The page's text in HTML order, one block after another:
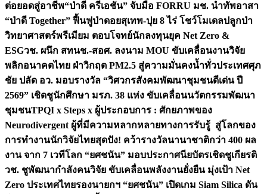
ต่อยอดสู่อาชีพ“ป่าดี ครีเอชัน” จับมือ FORRU มช. นำทัพอาสา
“ป่าดี Together” ฟื้นฟูป่าดอยสุเทพ-ปุย 8 ไร่ โชว์โมเดลปลูกป่า
วิทยาศาสตร์พรีเมียม ตอบโจทย์นักลงทุนยุค Net Zero &
ESGวช. ผนึก สทนช.-สอศ. ลงนาม MOU ขับเคลื่อนงานวิจัย
พลิกอนาคตไทย ฝ่าวิกฤต PM2.5 สู่ความมั่นคงน้ำทั่วประเทศศุภ
ชัย ปลัด อว. มอบรางวัล “วิศวกรสังคมพัฒนาชุมชนดีเด่น ปี
2569” เชิดชูนักศึกษา มรภ. 38 แห่ง ขับเคลื่อนนวัตกรรมพัฒนา
ชุมชนTPQI x Steps x ผู้ประกอบการ : ศักยภาพของ
Neurodivergent ผู้ที่มีความหลากหลายทางการรับรู้ สู่โลกของ
การทำงานนักวิจัยไทยสุดปัง! คว้ารางวัลนานาชาติกว่า 400 ผล
งาน จาก 7 เวทีโลก “ยศชนัน” มอบประกาศนียบัตรเชิดชูเกียรติ
วช. ชูพัฒนากำลังคนวิจัย ขับเคลื่อนพลังงานยั่งยืน มุ่งเป้า Net
Zero ประเทศไทยรองนายกฯ “ยศชนัน” เปิดเกม Siam Silica ดัน